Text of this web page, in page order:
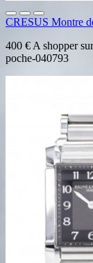
CRESUS Montre
400 € A shopper
poche-040793